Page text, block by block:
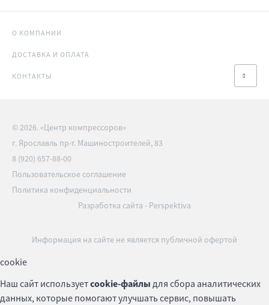
О КОМПАНИИ
ДОСТАВКА И ОПЛАТА
КОНТАКТЫ
© 2026. «Центр компрессоров»
г. Ярославль пр-т. Машиностроителей, 83
8 (920) 657-88-00
Пользовательское соглашение
Политика конфиденциальности
Разработка сайта - Perspektiva
Информация на сайте не является публичной офертой
cookie
Наш сайт используетcookie-файлы для сбора аналитических
данных, которые помогают улучшать сервис, повышать